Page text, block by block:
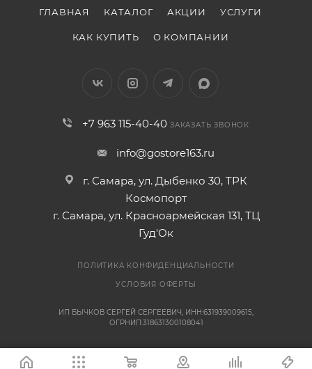
ГЛАВНАЯ КАТАЛОГ АКЦИИ УСЛУГИ
КАК КУПИТЬ О КОМПАНИИ
+7 963 115-40-40 ЗАКАЗАТЬ ЗВОНОК
info@gostore163.ru
г. Самара, ул. Дыбенко 30, ТРК
Космопорт
г. Самара, ул. Красноармейская 131, ТЦ
Гуд'Ок
ПОЛИТИКА КОНФИДЕНЦИАЛЬНОСТИ
УСЛОВИЯ ОФЕРТЫ
ИП БЫЧКОВ СЕРГЕЙ СЕРГЕЕВИЧ, ИНН:631939009615,
ОГРНИП:318631300108041